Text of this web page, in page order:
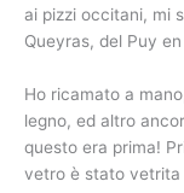
ai pizzi occitani, mi
Queyras, del Puy en
Ho ricamato a
legno, ed altro
questo era prima!
vetro è stato vetrita